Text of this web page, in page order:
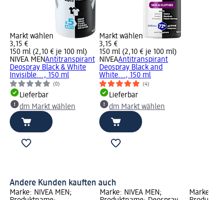
Markt wählen
3,15 €
150 ml (2,10 € je 100 ml)
NIVEA MENAntitranspirant
Deospray Black & White
Invisible..., 150 ml
(0)
Lieferbar
dm Markt wählen
Markt wählen
3,15 €
150 ml (2,10 € je 100 ml)
NIVEAAntitranspirant
Deospray Black and
White..., 150 ml
(4)
Lieferbar
dm Markt wählen
Andere Kunden kauften auch
Marke: NIVEA MEN;
Marke: NIVEA MEN;
Marke: